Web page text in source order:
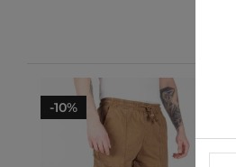
-10%